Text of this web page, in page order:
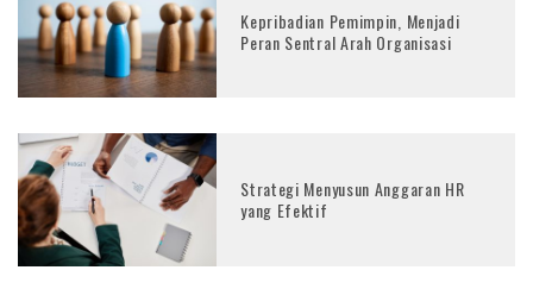
Kepribadian Pemimpin, Menjadi
Peran Sentral Arah Organisasi
Strategi Menyusun Anggaran HR
yang Efektif